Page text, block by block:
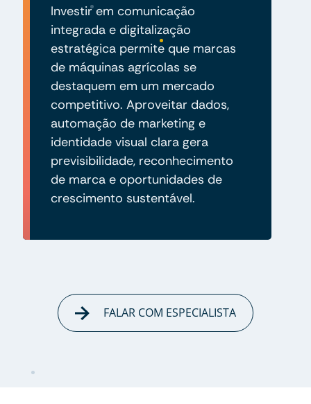
Investir em comunicação
integrada e digitalização
estratégica permite que marcas
de máquinas agrícolas se
destaquem em um mercado
competitivo. Aproveitar dados,
automação de marketing e
identidade visual clara gera
previsibilidade, reconhecimento
de marca e oportunidades de
crescimento sustentável.
FALAR COM ESPECIALISTA